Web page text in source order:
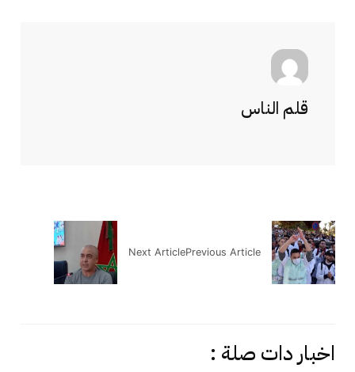
قلم الناس
Previous Article
Next Article
اخبار دات صلة :